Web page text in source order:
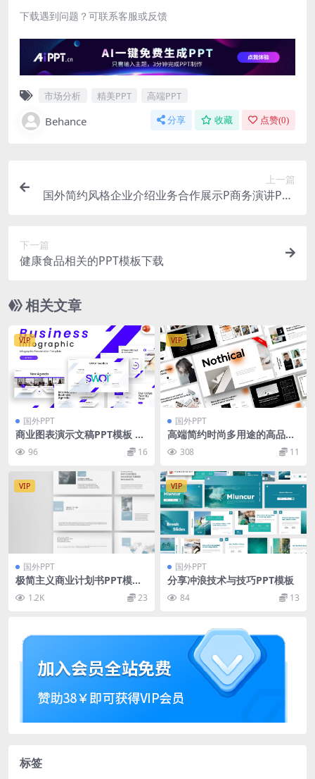
下载遇到问题？可联系客服或反馈
市场分析 精美PPT 高端PPT
Behance 分享 收藏 点赞(0)
上一篇
国外简约风格企业介绍业务合作展示P商务演讲PPT
下一篇
健康食品相关的PPT模板下载
相关文章
VIP
国外PPT
商业图表演示文稿PPT模板 Bu
siness Infographic PowerP
oint Template
96 16
VIP
国外PPT
高端简约时尚多用途的高品质
业务powerpoint幻灯片演示
模板（pptx）
308 11
VIP
国外PPT
极简主义商业计划书PPT模板
Naga – PowerPoint Templa
te 1.2K 23
VIP
国外PPT
分享冲浪技术与技巧PPT模板
84 13
标签